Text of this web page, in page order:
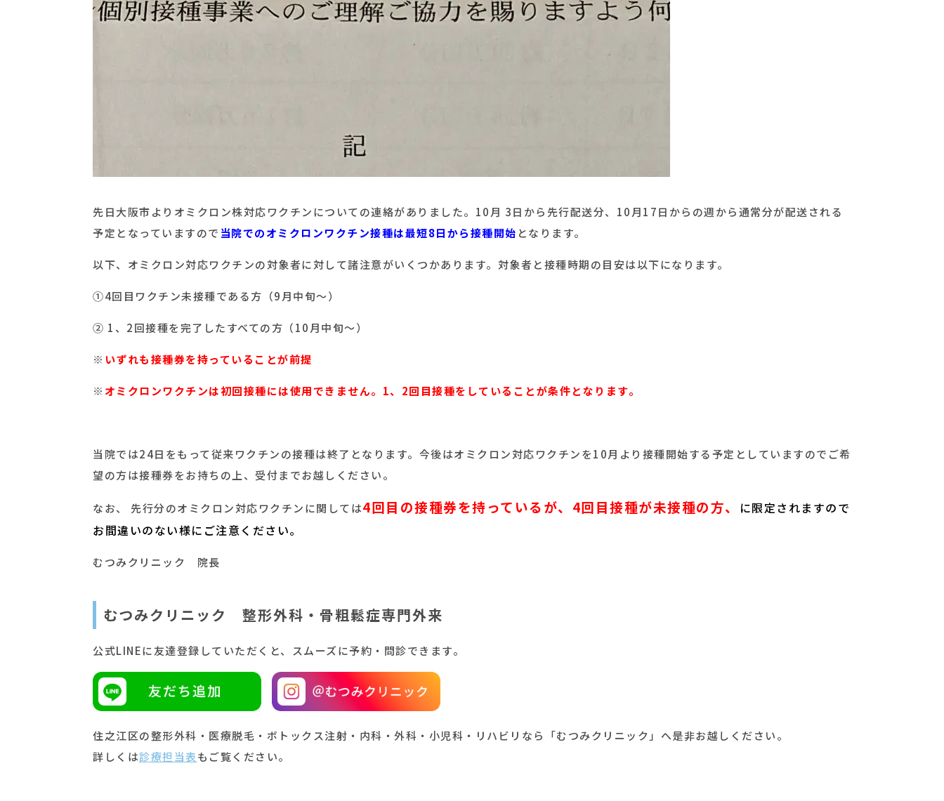
先日大阪市よりオミクロン株対応ワクチンについての連絡がありました。10月 3日から先行配送分、10月17日からの週から通常分が配送される
予定となっていますので 当院でのオミクロンワクチン接種は最短8日から接種開始 となります。
以下、オミクロン対応ワクチンの対象者に対して諸注意がいくつかあります。対象者と接種時期の目安は以下になります。
①4回目ワクチン未接種である方（9月中旬〜）
② 1、2回接種を完了したすべての方（10月中旬〜）
※ いずれも接種券を持っていることが前提
※ オミクロンワクチンは初回接種には使用できません。1、2回目接種をしていることが条件となります。
当院では24日をもって従来ワクチンの接種は終了となります。今後はオミクロン対応ワクチンを10月より接種開始する予定としていますのでご希
望の方は接種券をお持ちの上、受付までお越しください。
なお、 先行分のオミクロン対応ワクチンに関しては4回目の接種券を持っているが、4回目接種が未接種の方、
に限定されますので
お間違いのない様にご注意ください。
むつみクリニック 院長
むつみクリニック 整形外科・骨粗鬆症専門外来
公式LINEに友達登録していただくと、スムーズに予約・問診できます。
住之江区の整形外科・医療脱毛・ボトックス注射・内科・外科・小児科・リハビリなら「むつみクリニック」へ是非お越しください。
詳しくは診療担当表もご覧ください。